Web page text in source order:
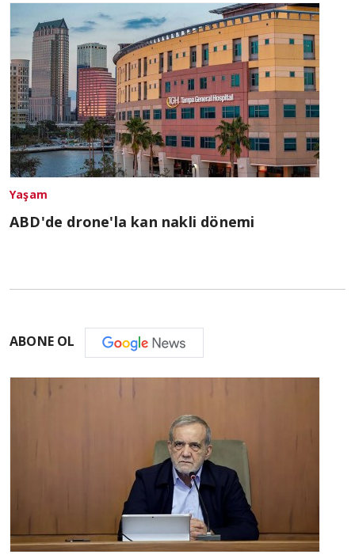
Yaşam
ABD'de drone'la kan nakli dönemi
ABONE OL